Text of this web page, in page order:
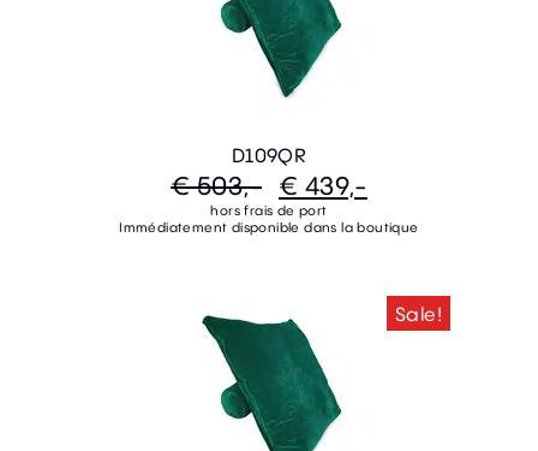
D109QR
€ 503,- € 439,-
hors frais de port
Immédiatement disponible dans la boutique
Sale!